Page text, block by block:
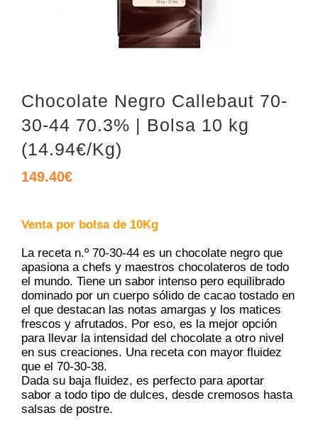
Chocolate Negro Callebaut 70-
30-44 70.3% | Bolsa 10 kg
(14.94€/Kg)
149.40€
Venta por bolsa de 10Kg
La receta n.º 70-30-44 es un chocolate negro que
apasiona a chefs y maestros chocolateros de todo
el mundo. Tiene un sabor intenso pero equilibrado
dominado por un cuerpo sólido de cacao tostado en
el que destacan las notas amargas y los matices
frescos y afrutados. Por eso, es la mejor opción
para llevar la intensidad del chocolate a otro nivel
en sus creaciones. Una receta con mayor fluidez
que el 70-30-38.
Dada su baja fluidez, es perfecto para aportar
sabor a todo tipo de dulces, desde cremosos hasta
salsas de postre.